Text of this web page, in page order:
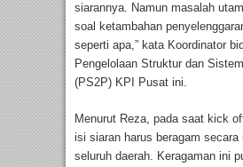
siarannya. Namun masalah
soal ketambahan
seperti apa,” kata Koordinator
Pengelolaan Struktur dan
(PS2P) KPI Pusat ini.
Menurut Reza, pada saat kick
isi siaran harus beragam secara
seluruh daerah. Keragaman ini